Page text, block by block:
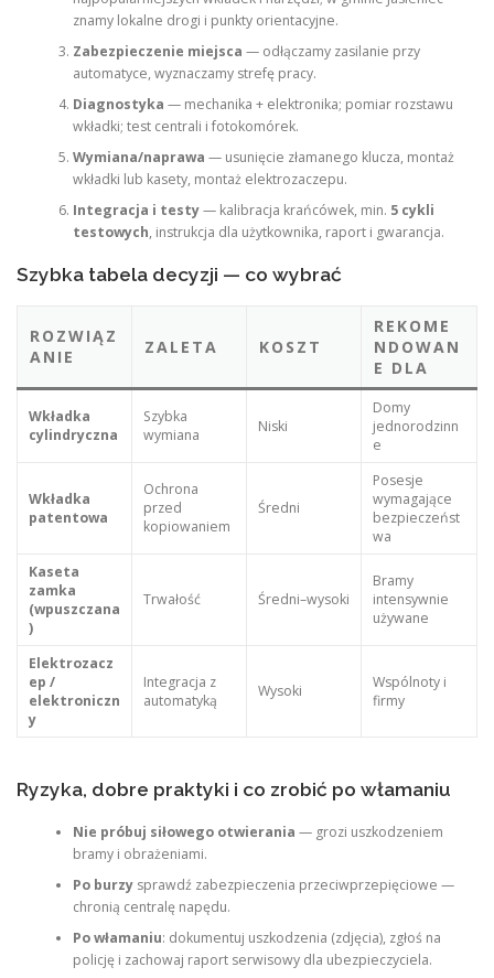
znamy lokalne drogi i punkty orientacyjne.
Zabezpieczenie miejsca — odłączamy zasilanie przy
automatyce, wyznaczamy strefę pracy.
Diagnostyka — mechanika + elektronika; pomiar rozstawu
wkładki; test centrali i fotokomórek.
Wymiana/naprawa — usunięcie złamanego klucza, montaż
wkładki lub kasety, montaż elektrozaczepu.
Integracja i testy— kalibracja krańcówek, min. 5 cykli
testowych, instrukcja dla użytkownika, raport i gwarancja.
Szybka tabela decyzji — co wybrać
ROZWIĄZ
ANIE
ZALETA KOSZT
REKOME
NDOWAN
E DLA
Wkładka
cylindryczna
Szybka
wymiana
Niski
Domy
jednorodzinn
e
Wkładka
patentowa
Ochrona
przed
kopiowaniem
Średni
Posesje
wymagające
bezpieczeńst
wa
Kaseta
zamka
(wpuszczana
)
Trwałość Średni–wysoki
Bramy
intensywnie
używane
Elektrozacz
ep /
elektroniczn
y
Integracja z
automatyką
Wysoki
Wspólnoty i
firmy
Ryzyka, dobre praktyki i co zrobić po włamaniu
Nie próbuj siłowego otwierania — grozi uszkodzeniem
bramy i obrażeniami.
Po burzysprawdź zabezpieczenia przeciwprzepięciowe —
chronią centralę napędu.
Po włamaniu: dokumentuj uszkodzenia (zdjęcia), zgłoś na
policję i zachowaj raport serwisowy dla ubezpieczyciela.